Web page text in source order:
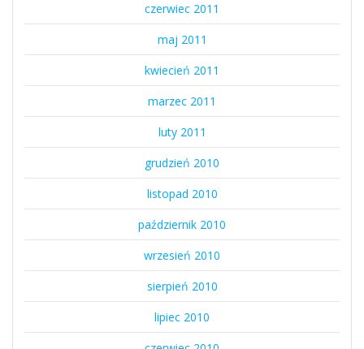
czerwiec 2011
maj 2011
kwiecień 2011
marzec 2011
luty 2011
grudzień 2010
listopad 2010
październik 2010
wrzesień 2010
sierpień 2010
lipiec 2010